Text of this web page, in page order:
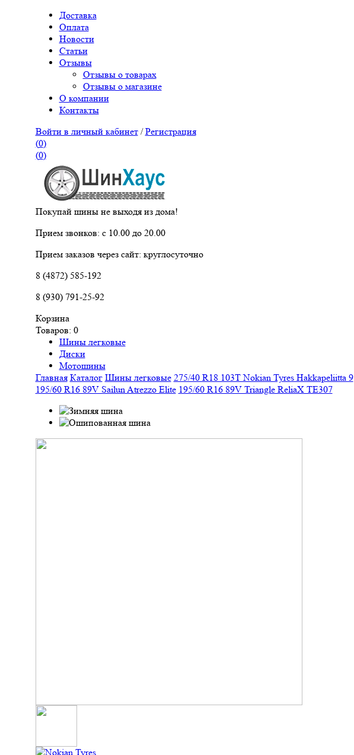
Доставка
Оплата
Новости
Статьи
Отзывы
Отзывы о товарах
Отзывы о магазине
О компании
Контакты
Войти в личный кабинет/Регистрация
(0)
(0)
Покупай шины не выходя из дома!
Прием звонков: с 10.00 до 20.00
Прием заказов через сайт: круглосуточно
8 (4872) 585-192
8 (930) 791-25-92
Корзина
Товаров: 0
Шины легковые
Диски
Мотошины
Главная Каталог Шины легковые 275/40 R18 103T Nokian Tyres Hakkapeliitta 9
195/60 R16 89V Sailun Atrezzo Elite 195/60 R16 89V Triangle ReliaX TE307